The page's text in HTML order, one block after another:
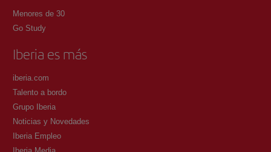
Menores de 30
Go Study
Iberia es más
iberia.com
Talento a bordo
Grupo Iberia
Noticias y Novedades
Iberia Empleo